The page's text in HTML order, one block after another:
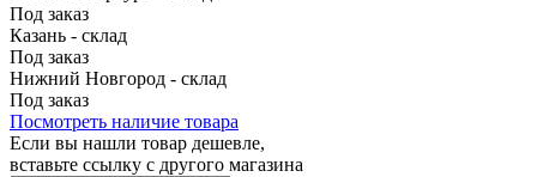
Под заказ
Казань - склад
Под заказ
Нижний Новгород - склад
Под заказ
Посмотреть наличие товара
Если вы нашли товар дешевле,
вставьте ссылку с другого магазина